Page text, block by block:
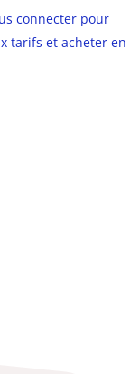
connecter pour
tarifs et acheter en